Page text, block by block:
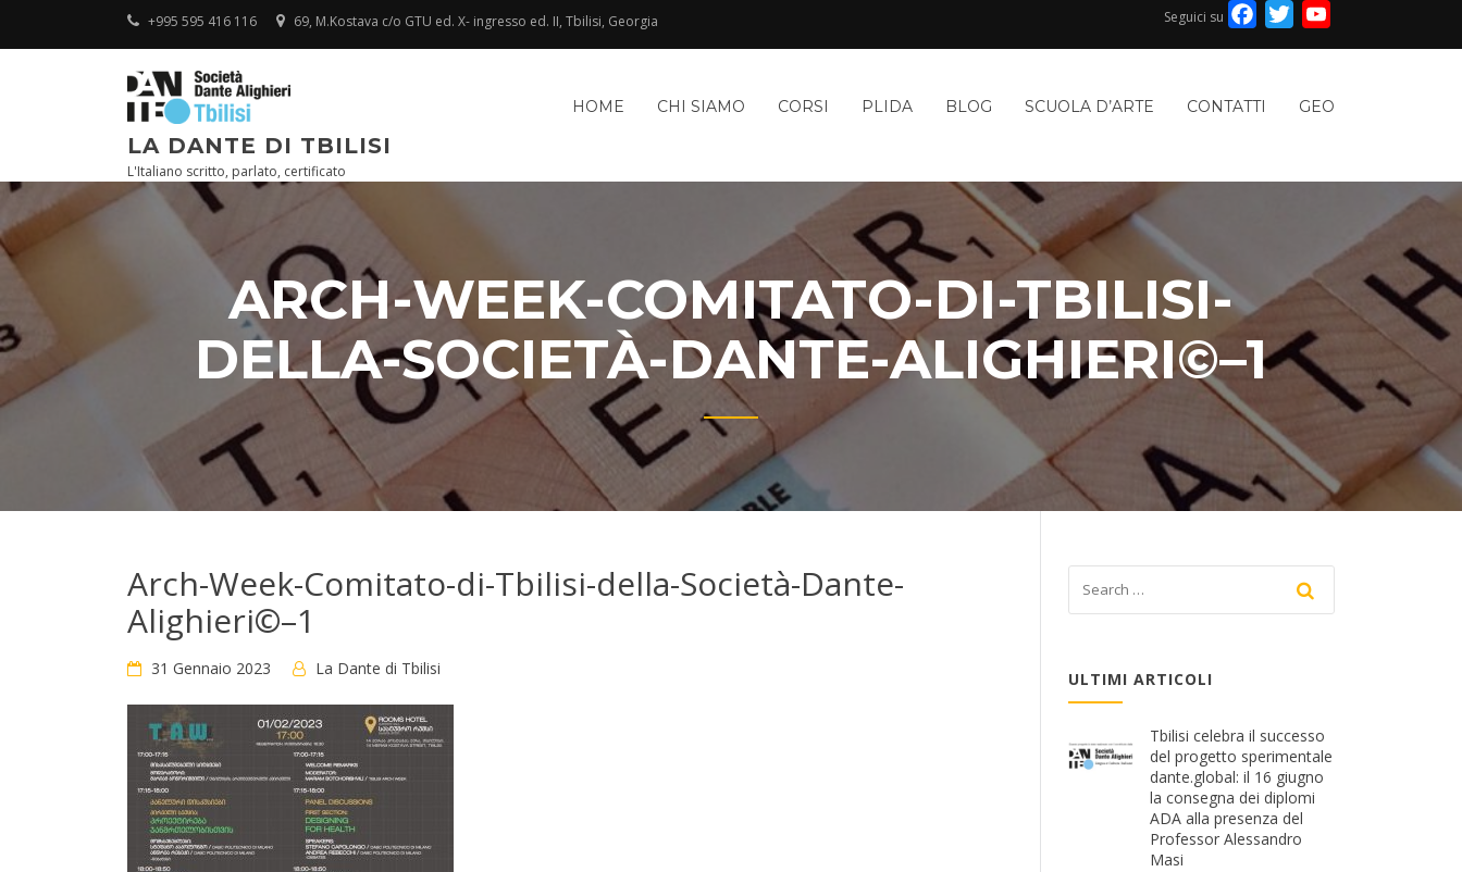
+995 595 416 116 69, M.Kostava c/o GTU ed. X- ingresso ed. II, Tbilisi, Georgia Seguici su Facebook
Twitter
LA DANTE DI TBILISI
L'Italiano scritto, parlato, certificato
HOME CHI SIAMO CORSI PLIDA BLOG SCUOLA D’ARTE CONTATTI GEO
ARCH-WEEK-COMITATO-DI-TBILISI-
DELLA-SOCIETÀ-DANTE-ALIGHIERI©–1
Arch-Week-Comitato-di-Tbilisi-della-Società-Dante-
Alighieri©–1
31 Gennaio 2023 La Dante di Tbilisi
ULTIMI ARTICOLI
Tbilisi celebra il successo
del progetto sperimentale
dante.global: il 16 giugno
la consegna dei diplomi
ADA alla presenza del
Professor Alessandro
Masi